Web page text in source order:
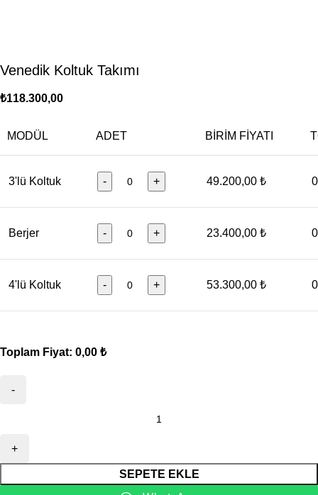
Venedik Koltuk Takımı
₺118.300,00
MODÜL ADET BIRIM FIYATI
3'lü Koltuk - + 49.200,00 ₺
Berjer - + 23.400,00 ₺
4'lü Koltuk - + 53.300,00 ₺
Toplam Fiyat: 0,00 ₺
SEPETE EKLE